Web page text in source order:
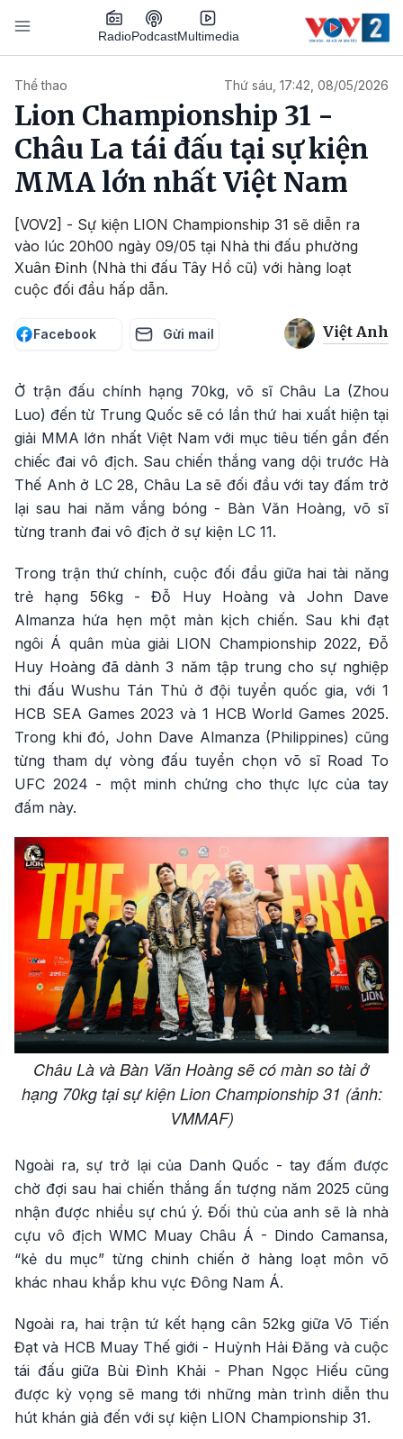
Nhảy đến nội dung
RadioPodcastMultimedia
Thể thao Thứ sáu, 17:42, 08/05/2026
Lion Championship 31 -
Châu La tái đấu tại sự kiện
MMA lớn nhất Việt Nam
[VOV2] - Sự kiện LION Championship 31 sẽ diễn ra
vào lúc 20h00 ngày 09/05 tại Nhà thi đấu phường
Xuân Đỉnh (Nhà thi đấu Tây Hồ cũ) với hàng loạt
cuộc đối đầu hấp dẫn.
Facebook Gửi mail Việt Anh
Ở trận đấu chính hạng 70kg, võ sĩ Châu La (Zhou
Luo) đến từ Trung Quốc sẽ có lần thứ hai xuất hiện tại
giải MMA lớn nhất Việt Nam với mục tiêu tiến gần đến
chiếc đai vô địch. Sau chiến thắng vang dội trước Hà
Thế Anh ở LC 28, Châu La sẽ đối đầu với tay đấm trở
lại sau hai năm vắng bóng - Bàn Văn Hoàng, võ sĩ
từng tranh đai vô địch ở sự kiện LC 11.
Trong trận thứ chính, cuộc đối đầu giữa hai tài năng
trẻ hạng 56kg - Đỗ Huy Hoàng và John Dave
Almanza hứa hẹn một màn kịch chiến. Sau khi đạt
ngôi Á quân mùa giải LION Championship 2022, Đỗ
Huy Hoàng đã dành 3 năm tập trung cho sự nghiệp
thi đấu Wushu Tán Thủ ở đội tuyển quốc gia, với 1
HCB SEA Games 2023 và 1 HCB World Games 2025.
Trong khi đó, John Dave Almanza (Philippines) cũng
từng tham dự vòng đấu tuyển chọn võ sĩ Road To
UFC 2024 - một minh chứng cho thực lực của tay
đấm này.
Châu Là và Bàn Văn Hoàng sẽ có màn so tài ở
hạng 70kg tại sự kiện Lion Championship 31 (ảnh:
VMMAF)
Ngoài ra, sự trở lại của Danh Quốc - tay đấm được
chờ đợi sau hai chiến thắng ấn tượng năm 2025 cũng
nhận được nhiều sự chú ý. Đối thủ của anh sẽ là nhà
cựu vô địch WMC Muay Châu Á - Dindo Camansa,
“kẻ du mục” từng chinh chiến ở hàng loạt môn võ
khác nhau khắp khu vực Đông Nam Á.
Ngoài ra, hai trận tứ kết hạng cân 52kg giữa Võ Tiến
Đạt và HCB Muay Thế giới - Huỳnh Hải Đăng và cuộc
tái đấu giữa Bùi Đình Khải - Phan Ngọc Hiếu cũng
được kỳ vọng sẽ mang tới những màn trình diễn thu
hút khán giả đến với sự kiện LION Championship 31.